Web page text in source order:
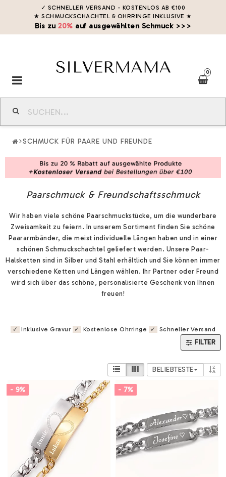
✓ SCHNELLER VERSAND - KOSTENLOS AB €100
★ SCHMUCKSCHACHTEL & OHRRINGE INKLUSIVE ★
Bis zu20% auf ausgewählten Schmuck >>>
0
Toggle
navigation
SCHMUCK FÜR PAARE UND FREUNDE
Paarschmuck & Freundschaftsschmuck
Wir haben viele schöne Paarschmuckstücke, um die wunderbare
Zweisamkeit zu feiern. In unserem Sortiment finden Sie schöne
Paararmbänder, die meist individuelle Längen haben und in einer
schönen Schmuckschachtel geliefert werden. Unsere Paar-
Halsketten sind in Silber und Stahl erhältlich und Sie können immer
verschiedene Ketten und Längen wählen. Ihr Partner oder Freund
wird sich über das schöne, personalisierte Geschenk von Ihnen
freuen!
✓ Inklusive Gravur ✓ Kostenlose Ohrringe ✓ Schneller Versand
FILTER
BELIEBTESTE
- 9% - 7%